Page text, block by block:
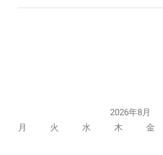
2026年8月
月
火 水 木 金